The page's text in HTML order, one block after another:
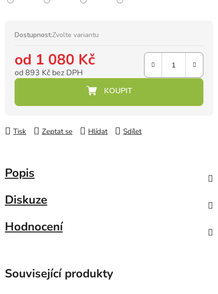
Dostupnost:Zvolte variantu
od 1 080 Kč
od 893 Kč bez DPH
Měrná cena:
Tisk Zeptat se Hlídat Sdílet
Popis
Diskuze
Hodnocení
Související produkty